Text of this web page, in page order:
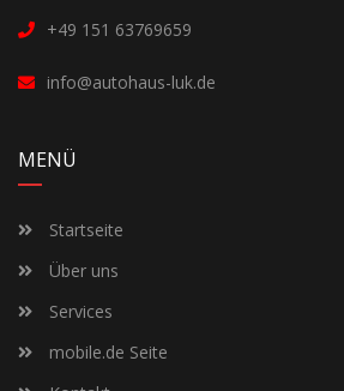
+49 151 63769659
info@autohaus-luk.de
MENÜ
Startseite
Über uns
Services
mobile.de Seite